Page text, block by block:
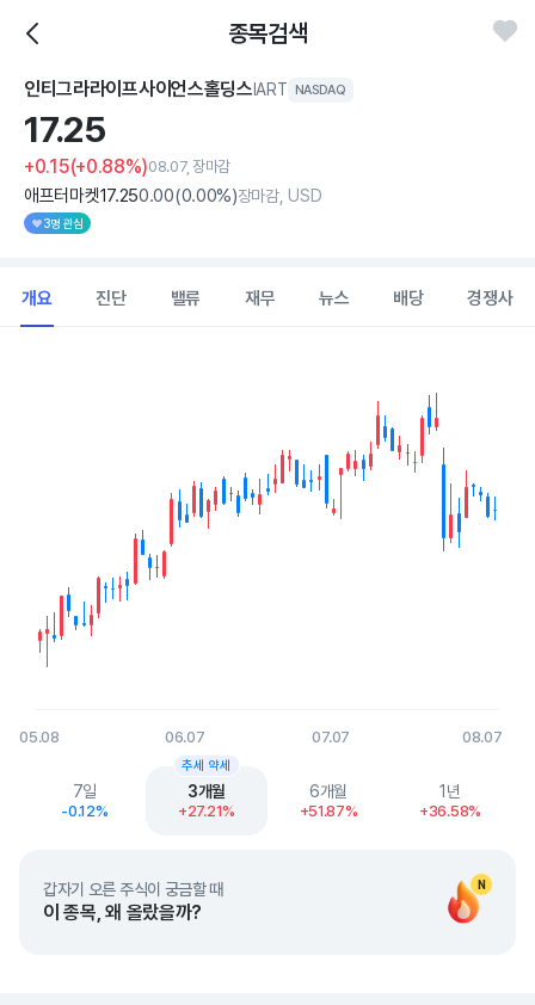
종목검색
인티그라라이프사이언스홀딩스IART NASDAQ
17.25
+0.15(+0.88%)08.07, 장마감
애프터마켓17.250.00(0.00%)장마감, USD
3명 관심
개요 진단 밸류 재무 뉴스 배당 경쟁사
The chart has 1 X axis displaying Time. Data ranges from
The chart has 1 Y axis displaying values. Data ranges from 12.94
05.08 06.07 07.07 08.07
End of interactive chart.
7일
-0.12%
3개월
+27.21%
추세 약세
6개월
+51.87%
1년
+36.58%
N
갑자기 오른 주식이 궁금할 때
이 종목, 왜 올랐을까?